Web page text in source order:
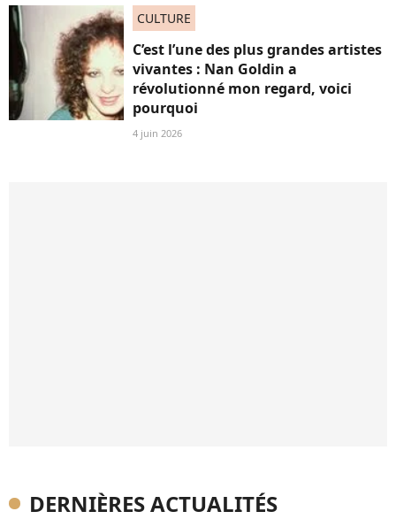
CULTURE
C’est l’une des plus grandes artistes
vivantes : Nan Goldin a
révolutionné mon regard, voici
pourquoi
4 juin 2026
DERNIÈRES ACTUALITÉS